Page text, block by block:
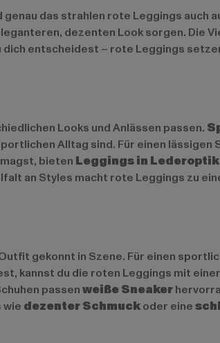
das strahlen rote Leggings auch
dezenten Look sorgen. Die
entscheidest – rote Leggings
Looks und Anlässen passen.
Alltag sind. Für einen lässigen
bieten Leggings in Lederoptik
an Styles macht rote Leggings zu
gekonnt in Szene. Für einen
kannst du die roten Leggings mit
passenweiße Sneaker
wie dezenter Schmuckoder eine